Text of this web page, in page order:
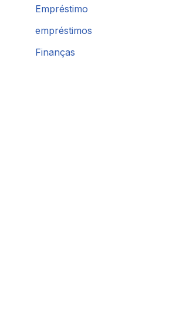
Empréstimo
empréstimos
Finanças